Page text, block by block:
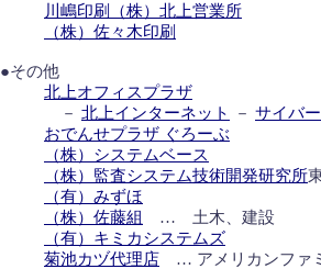
川嶋印刷（株）北上営業所
（株）佐々木印刷
●その他
北上オフィスプラザ
－ 北上インターネット － サイバ
おでんせプラザ ぐろーぶ
（株）システムベース
（株）監査システム技術開発研究所
（有）みずほ
（株）佐藤組
… 土木、建設
（有）キミカシステムズ
菊池カヅ代理店 … アメリカンファ